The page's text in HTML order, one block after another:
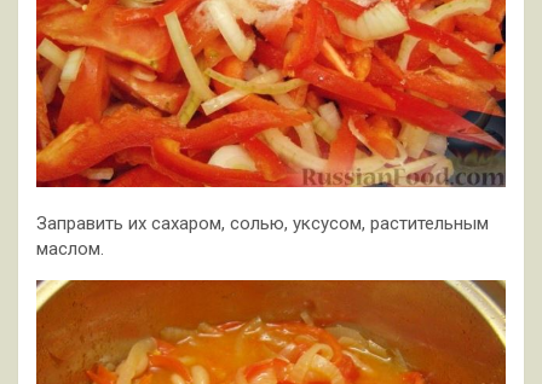
Заправить их сахаром, солью, уксусом, растительным
маслом.